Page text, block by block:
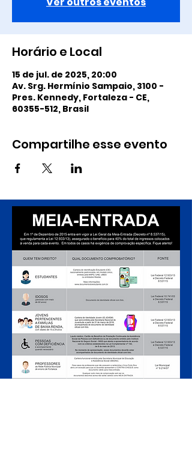
Horário e Local
15 de jul. de 2025, 20:00
Av. Srg. Hermínio Sampaio, 3100 -
Pres. Kennedy, Fortaleza - CE,
60355-512, Brasil
Compartilhe esse evento